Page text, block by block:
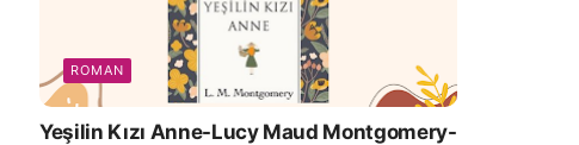
ROMAN
Yeşilin Kızı Anne-Lucy Maud Montgomery-